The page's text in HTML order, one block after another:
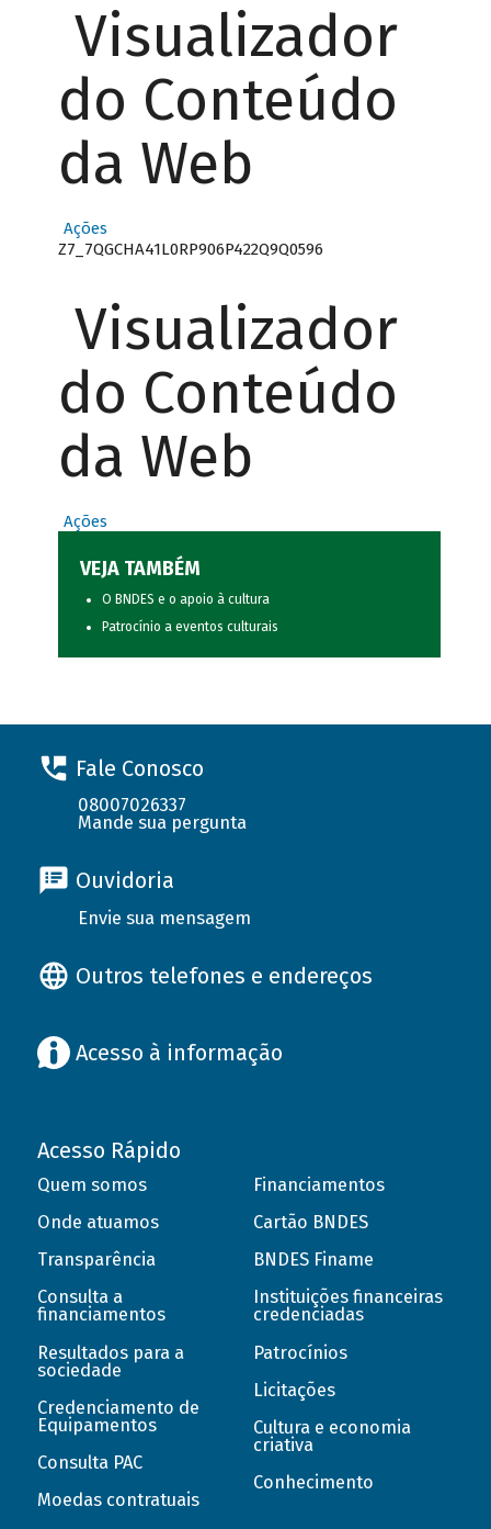
Visualizador
do Conteúdo
da Web
Ações
Z7_7QGCHA41L0RP906P422Q9Q0596
Visualizador
do Conteúdo
da Web
Ações
VEJA TAMBÉM
O BNDES e o apoio à cultura
Patrocínio a eventos culturais
Fale Conosco
08007026337
Mande sua pergunta
Ouvidoria
Envie sua mensagem
Outros telefones e endereços
Acesso à informação
Acesso Rápido
Quem somos
Onde atuamos
Transparência
Consulta a
financiamentos
Resultados para a
sociedade
Credenciamento de
Equipamentos
Consulta PAC
Moedas contratuais
Financiamentos
Cartão BNDES
BNDES Finame
Instituições financeiras
credenciadas
Patrocínios
Licitações
Cultura e economia
criativa
Conhecimento